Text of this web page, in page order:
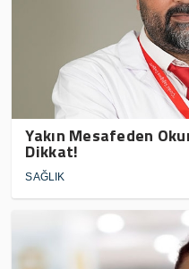
Yakın Mesafeden
Dikkat!
SAĞLIK